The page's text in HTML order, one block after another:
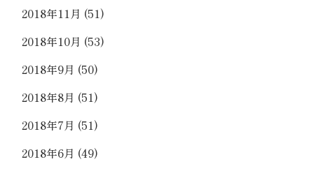
2018年11月 (51)
2018年10月 (53)
2018年9月 (50)
2018年8月 (51)
2018年7月 (51)
2018年6月 (49)